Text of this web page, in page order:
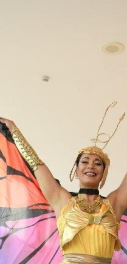
celebrar sus 25